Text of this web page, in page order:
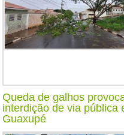
Queda de galhos
interdição de via pública
Guaxupé